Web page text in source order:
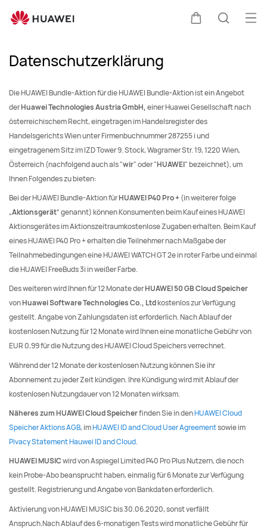
Privacy
Datenschutzerklärung
Die HUAWEI Bundle-Aktion für die HUAWEI Bundle-Aktion ist ein Angebot
derHuawei Technologies Austria GmbH,einer Huawei Gesellschaft nach
österreichischem Recht, eingetragen im Handelsregister des
Handelsgerichts Wien unter Firmenbuchnummer 287255 i und
eingetragenem Sitz im IZD Tower 9. Stock, Wagramer Str. 19, 1220 Wien,
Österreich (nachfolgend auch als "wir" oder "HUAWEI" bezeichnet), um
Ihnen Folgendes zu bieten:
Bei der HUAWEI Bundle-Aktion fürHUAWEI P40 Pro + (in weiterer folge
„Aktionsgerät“ genannt) können Konsumenten beim Kauf eines HUAWEI
Aktionsgerätes im Aktionszeitraumkostenlose Zugaben erhalten. Beim Kauf
eines HUAWEI P40 Pro + erhalten die Teilnehmer nach Maßgabe der
Teilnahmebedingungen eine HUAWEI WATCH GT 2e in roter Farbe und einmal
die HUAWEI FreeBuds 3i in weißer Farbe.
Des weiteren wird Ihnen für 12 Monate derHUAWEI 50 GB Cloud Speicher
vonHuawei Software Technologies Co., Ltdkostenlos zur Verfügung
gestellt. Angabe von Zahlungsdaten ist erforderlich. Nach Ablauf der
kostenlosen Nutzung für 12 Monate wird Ihnen eine monatliche Gebühr von
EUR 0,99 für die Nutzung des HUAWEI Cloud Speichers verrechnet.
Während der 12 Monate der kostenlosen Nutzung können Sie ihr
Abonnement zu jeder Zeit kündigen. Ihre Kündigung wird mit Ablauf der
kostenlosen Nutzungdauer von 12 Monaten wirksam.
Näheres zum HUAWEI Cloud Speicherfinden Sie in denHUAWEI Cloud
Speicher Aktions AGB, imHUAWEI ID and Cloud User Agreementsowie im
Pivacy Statement Hauwei ID and Cloud.
HUAWEI MUSICwird von Aspiegel Limited P40 Pro Plus Nutzern, die noch
kein Probe-Abo beansprucht haben, einmalig für 6 Monate zur Verfügung
gestellt. Registrierung und Angabe von Bankdaten erforderlich.
Aktivierung von HUAWEI MUSIC bis 30.06.2020, sonst verfällt
Anspruch.Nach Ablauf des 6-monatigen Tests wird monatliche Gebühr für